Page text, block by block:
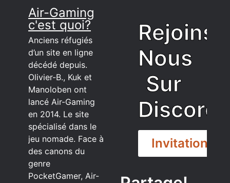
Air-Gaming
c'est quoi?
Anciens réfugiés
d’un site en ligne
décédé depuis.
Olivier-B., Kuk et
Manoloben ont
lancé Air-Gaming
en 2014. Le site
spécialisé dans le
jeu nomade. Face à
des canons du
genre
PocketGamer, Air-
Rejoins
Nous
Sur
Discord
Invitation